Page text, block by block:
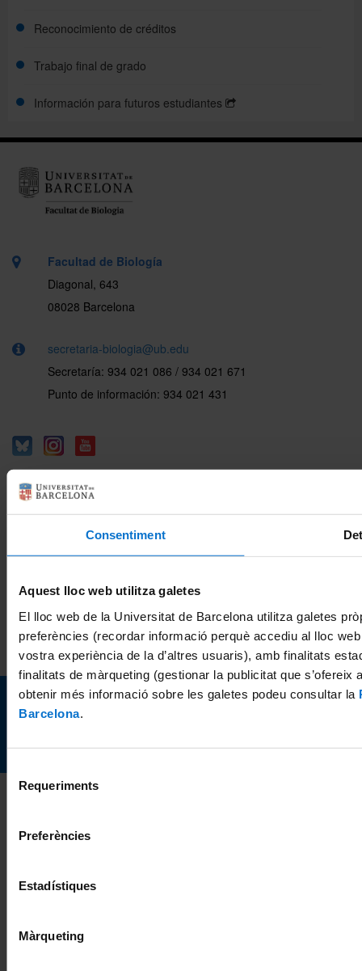
Consentiment
Aquest lloc web utilitza galetes
El lloc web de la Universitat de Barcelona utilitza galetes
preferències (recordar informació perquè accediu al lloc
vostra experiència de la d’altres usuaris), amb finalitats
finalitats de màrqueting (gestionar la publicitat que
obtenir més informació sobre les galetes podeu consultar la
Barcelona
Requeriments
Preferències
Estadístiques
Màrqueting
Reconocimiento de créditos
Trabajo final de grado
Información para futuros estudiantes
Facultad de Biología
Diagonal, 643
08028 Barcelona
secretaria-biologia@ub.edu
Secretaría: 934 021 086 / 934 021 671
Punto de información: 934 021 431
Buzón de dudas y consultas
Buzón de quejas y sugerencias
Mapa del web Aviso legal
Portal de transparencia (catalán)
Política de galletas
© Universitat de Barcelona